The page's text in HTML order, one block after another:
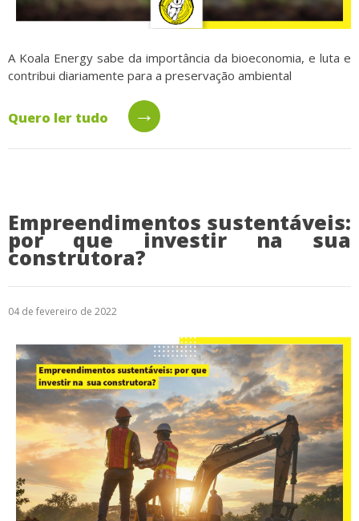
A Koala Energy sabe da importância da bioeconomia, e luta e
contribui diariamente para a preservação ambiental
Quero ler tudo →
Empreendimentos sustentáveis:
por que investir na sua
construtora?
04 de fevereiro de 2022